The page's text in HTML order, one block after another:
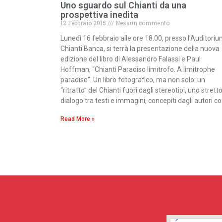
Uno sguardo sul Chianti da una
prospettiva inedita
12 Febbraio 2015
Nessun commento
Lunedì 16 febbraio alle ore 18.00, presso
Chianti Banca, si terrà la presentazione della nuova
edizione del libro di Alessandro Falassi e Paul
Hoffman, “Chianti Paradiso limitrofo. A limitrophe
paradise”. Un libro fotografico, ma non solo: un
“ritratto” del Chianti fuori dagli stereotipi, uno stretto
dialogo tra testi e immagini, concepiti dagli autori
Read More »